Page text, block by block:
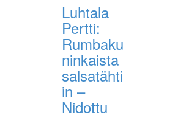
Luhtala
Pertti:
Rumbaku
ninkaista
salsatähti
in –
Nidottu